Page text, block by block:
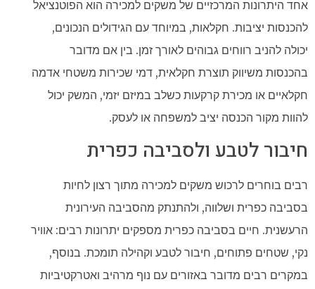
אחד היתרונות המרכזיים של משקים למכירה הוא הפוטנציאל
להכנסות יציבות. חקלאות, במיוחד עם הגידולים הנכונים,
יכולה להניב רווחים גבוהים לאורך זמן. בין אם מדובר
בהכנסות משיווק תוצרת חקלאית, דמי שכירות משטחי אדמה
חקלאיים או מכירת קרקעות כשלב במיזם יזמי, המשק יכול
להוות מקור הכנסה יציב למשפחה או לעסק.
חיבור לטבע ולסביבה כפרית
רבים בוחרים לרכוש משקים למכירה מתוך רצון לחיות
בסביבה כפרית ושלווה, ולהתנתק מהסביבה העירונית
הרעשנית. חיים בסביבה כפרית מספקים יתרונות רבים: אוויר
נקי, שטחים פתוחים, חיבור לטבע וקהילה תומכת. בנוסף,
במקרים רבים מדובר באזורים עם נוף מרהיב ואטרקטיביות